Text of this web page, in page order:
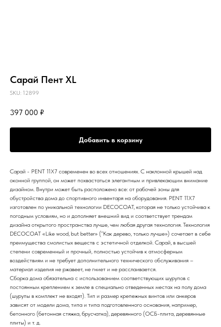
Сарай Пент XL
SKU: 12899
397 000 ₽
Добавить в корзину
Сарай - PENT 11X7 современен во всех отношениях. С наклонной крышей над
оконной группой, он может похвастаться элегантным и привлекающим внимание
дизайном. Внутри может быть расположено все: от рабочей зоны для
обустройства дома до спортивного инвентаря на оборудования. PENT 11X7
изготовлен по уникальной технологии DECOCOAT, которая не только устойчива к
погодным условиям, но и дополняет внешний вид и соответствует трендам
дизайна открытого пространства лучше, чем любая другая технология. Технология
DECOCOAT «Like wood, but better» (“Как дерево, только лучше») сочетает в себе
преимущества смолистых веществ с эстетичной отделкой. Сарай, в высшей
степени современный и прочный, полностью устойчив к атмосферным
воздействиям и не требует дополнительного технического обслуживания –
материал изделия не ржавеет, не гниет и не расслаивается.
Сборка дома обязательна с использованием соответствующих шурупов с
постоянным креплением к земле в специально отведенных местах на полу дома
(шурупы в комплект не входят). Тип и размер крепежных винтов или анкеров
зависят от модели дома, типа и типа подготовленного основания, например,
бетонного (бетонная стяжка, брусчатка), деревянного (ОСБ-плита, деревянные
плиты) и т. д.